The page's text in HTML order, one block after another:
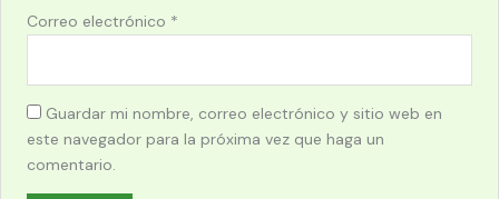
Correo electrónico *
Guardar mi nombre, correo electrónico y sitio web en
este navegador para la próxima vez que haga un
comentario.